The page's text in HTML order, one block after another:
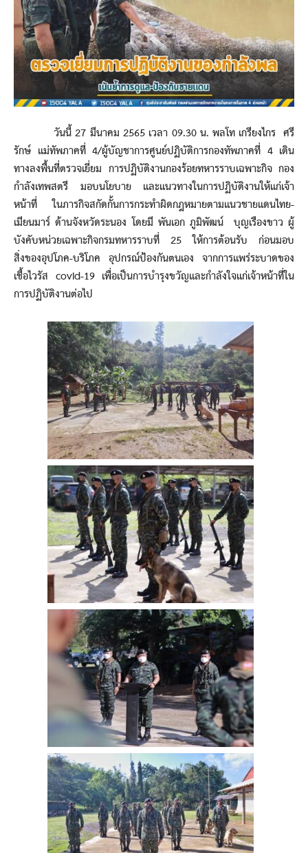
วันนี้ 27 มีนาคม 2565 เวลา 09.30 น. พลโท เกรียงไกร ศรี
รักษ์ แม่ทัพภาคที่ 4/ผู้บัญชาการศูนย์ปฏิบัติการกองทัพภาคที่ 4 เดิน
ทางลงพื้นที่ตรวจเยี่ยม การปฏิบัติงานกองร้อยทหารราบเฉพาะกิจ กอง
กำลังเทพสตรี มอบนโยบาย และแนวทางในการปฏิบัติงานให้แก่เจ้า
หน้าที่ ในภารกิจสกัดกั้นการกระทำผิดกฎหมายตามแนวชายแดนไทย-
เมียนมาร์ ด้านจังหวัดระนอง โดยมี พันเอก ภูมิพัฒน์ บุญเรืองขาว ผู้
บังคับหน่วยเฉพาะกิจกรมทหารราบที่ 25 ให้การต้อนรับ ก่อนมอบ
สิ่งของอุปโภค-บริโภค อุปกรณ์ป้องกันตนเอง จากการแพร่ระบาดของ
เชื้อไวรัส covid-19 เพื่อเป็นการบำรุงขวัญและกำลังใจแก่เจ้าหน้าที่ใน
การปฏิบัติงานต่อไป